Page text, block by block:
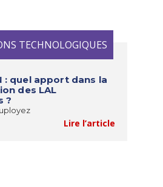
TECHNOLOGIQUES
: quel apport dans la
des LAL
?
Lire l’article